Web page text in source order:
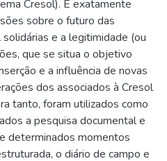
Cresol). É exatamente
sobre o futuro das
e a legitimidade (ou
que se situa o objetivo
e a influência de novas
dos associados à Cresol
tanto, foram utilizados como
a pesquisa documental e
determinados momentos
o diário de campo e